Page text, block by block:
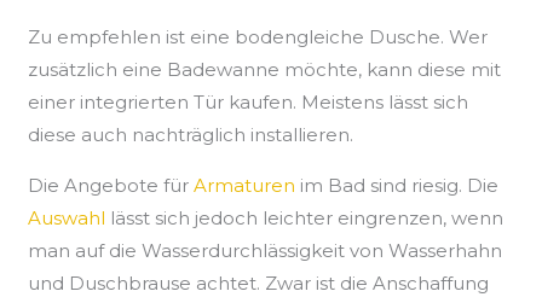
Zu empfehlen ist eine bodengleiche Dusche. Wer
zusätzlich eine Badewanne möchte, kann diese mit
einer integrierten Tür kaufen. Meistens lässt sich
diese auch nachträglich installieren.
Die Angebote fürArmaturen im Bad sind riesig. Die
Auswahl lässt sich jedoch leichter eingrenzen, wenn
man auf die Wasserdurchlässigkeit von Wasserhahn
und Duschbrause achtet. Zwar ist die Anschaffung